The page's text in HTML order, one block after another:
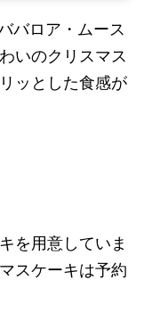
バロア・ムース
いのクリスマス
ッとした食感が
を用意していま
スケーキは予約